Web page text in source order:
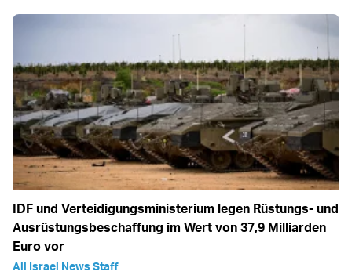
IDF und Verteidigungsministerium legen Rüstungs- und
Ausrüstungsbeschaffung im Wert von 37,9 Milliarden
Euro vor
All Israel News Staff